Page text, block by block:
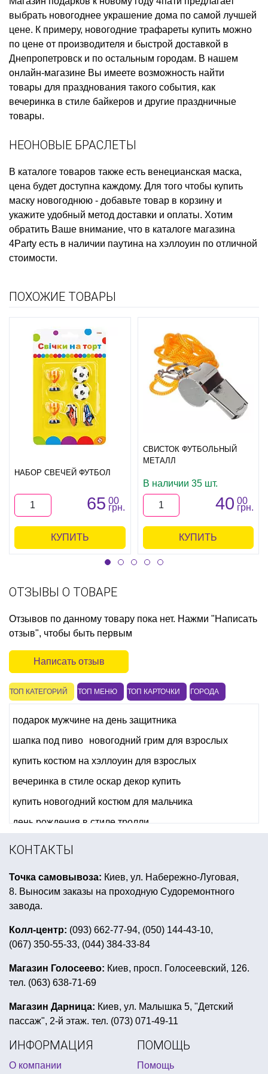
выбрать новогоднее украшение дома по самой лучшей
цене. К примеру, новогодние трафареты купить можно
по цене от производителя и быстрой доставкой в
Днепропетровск и по остальным городам. В нашем
онлайн-магазине Вы имеете возможность найти
товары для празднования такого события, как
вечеринка в стиле байкеров и другие праздничные
товары.
НЕОНОВЫЕ БРАСЛЕТЫ
В каталоге товаров также есть венецианская маска,
цена будет доступна каждому. Для того чтобы купить
маску новогоднюю - добавьте товар в корзину и
укажите удобный метод доставки и оплаты. Хотим
обратить Ваше внимание, что в каталоге магазина
4Party есть в наличии паутина на хэллоуин по отличной
стоимости.
ПОХОЖИЕ ТОВАРЫ
НАБОР СВЕЧЕЙ ФУТБОЛ
65 00
грн.
КУПИТЬ
СВИСТОК ФУТБОЛЬНЫЙ
МЕТАЛЛ
В наличии 35 шт.
40 00
грн.
КУПИТЬ
ОТЗЫВЫ О ТОВАРЕ
Отзывов по данному товару пока нет. Нажми "Написать
отзыв", чтобы быть первым
Написать отзыв
ТОП КАТЕГОРИЙ ТОП МЕНЮ ТОП КАРТОЧКИ ГОРОДА
подарок мужчине на день защитника
шапка под пиво
новогодний грим для взрослых
купить костюм на хэллоуин для взрослых
вечеринка в стиле оскар декор купить
купить новогодний костюм для мальчика
день рождения в стиле тролли
букет из фольгированных шаров
день рождения робокар поли
где купить шляпу на день святого патрика
интернет магазин все к новому году
новогодние рожки купить
макияж на хэллоуин киев
метафан купить харьков
салфетки праздничные купить
универсальные воздушные шары
купить все для вечеринки звездные войны
герои мультфильмов из воздушных шариков
КОНТАКТЫ
Точка самовывоза: Киев, ул. Набережно-Луговая,
8. Выносим заказы на проходную Судоремонтного
завода.
Колл-центр: (093) 662-77-94, (050) 144-43-10,
(067) 350-55-33, (044) 384-33-84
Магазин Голосеево: Киев, просп. Голосеевский, 126.
тел. (063) 638-71-69
Магазин Дарница: Киев, ул. Малышка 5, "Детский
пассаж", 2-й этаж. тел. (073) 071-49-11
ИНФОРМАЦИЯ
О компании
ПОМОЩЬ
Помощь